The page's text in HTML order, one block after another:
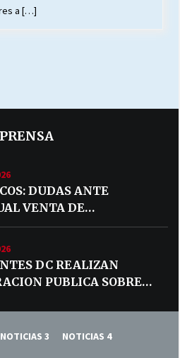
a […]
DUDAS ANTE
VENTA DE
POR MERCADO
DC REALIZAN
PUBLICA SOBRE
NOTICIAS 3
NOTICIAS 4